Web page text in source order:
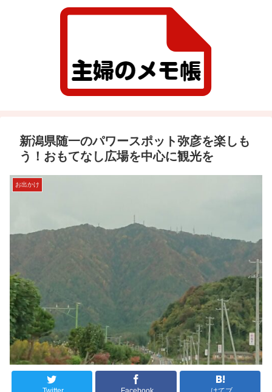
新潟県随一のパワースポット弥彦を楽しも
う！おもてなし広場を中心に観光を
お出かけ